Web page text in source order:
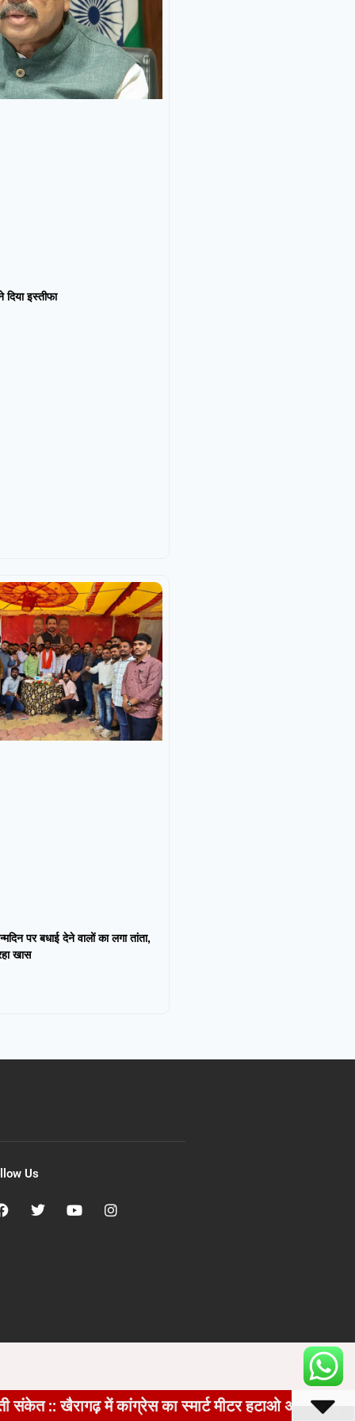
दिया इस्तीफा
पर बधाई देने वालों का लगा तांता,
खास
Us
में कांग्रेस का स्मार्ट मीटर हटाओ अभियान तेज, घर-घर